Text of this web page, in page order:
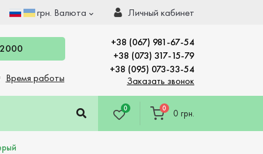
грн. Валюта Личный кабинет
Время работы
+38 (067) 981-67-54
+38 (073) 317-15-79
+38 (095) 073-33-54
Заказать звонок
0 0 0 грн.